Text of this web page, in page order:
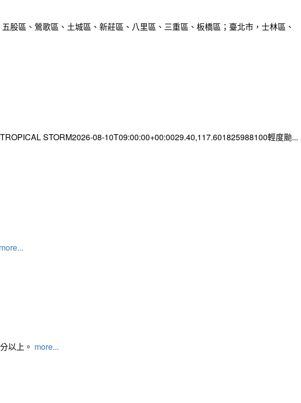
股區、鶯歌區、土城區、新莊區、八里區、三重區、板橋區；臺北市，士林區、
STORM2026-08-10T09:00:00+00:0029.40,117.601825988100輕度颱...
more...
以上。​​​ more...